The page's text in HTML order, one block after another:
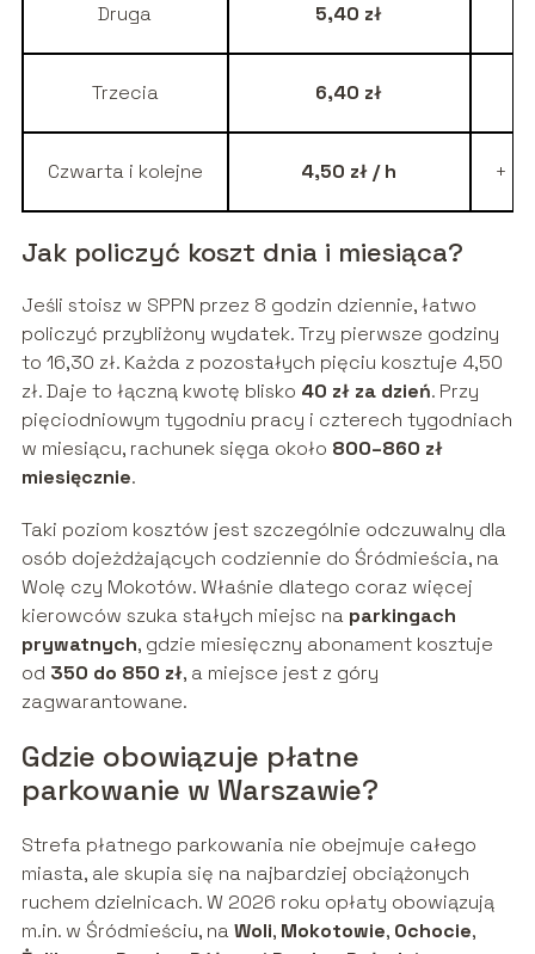
Druga 5,40 zł
Trzecia 6,40 zł
Czwarta i kolejne 4,50 zł / h +
Jak policzyć koszt dnia i miesiąca?
Jeśli stoisz w SPPN przez 8 godzin dziennie, łatwo
policzyć przybliżony wydatek. Trzy pierwsze godziny
to 16,30 zł. Każda z pozostałych pięciu kosztuje 4,50
zł. Daje to łączną kwotę blisko 40 zł za dzień. Przy
pięciodniowym tygodniu pracy i czterech tygodniach
w miesiącu, rachunek sięga około 800–860 zł
miesięcznie.
Taki poziom kosztów jest szczególnie odczuwalny dla
osób dojeżdżających codziennie do Śródmieścia, na
Wolę czy Mokotów. Właśnie dlatego coraz więcej
kierowców szuka stałych miejsc na parkingach
prywatnych, gdzie miesięczny abonament kosztuje
od 350 do 850 zł, a miejsce jest z góry
zagwarantowane.
Gdzie obowiązuje płatne
parkowanie w Warszawie?
Strefa płatnego parkowania nie obejmuje całego
miasta, ale skupia się na najbardziej obciążonych
ruchem dzielnicach. W 2026 roku opłaty obowiązują
m.in. w Śródmieściu, naWoli, Mokotowie, Ochocie,